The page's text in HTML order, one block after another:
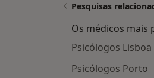
Pesquisas
Os médicos mais
Psicólogos Lisboa
Psicólogos Porto